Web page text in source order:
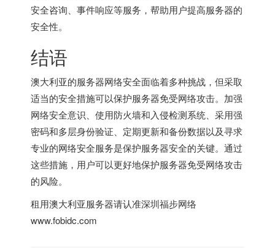
安全咨询、事件响应等服务，帮助用户提高服务器的
安全性。
结语
澳大利亚的服务器网络安全面临着多种挑战，但采取
适当的安全措施可以保护服务器免受网络攻击。加强
网络安全意识、使用防火墙和入侵检测系统、采用强
密码和多层身份验证、定期更新和备份数据以及寻求
专业的网络安全服务是保护服务器安全的关键。通过
这些措施，用户可以更好地保护服务器免受网络攻击
的风险。
租用澳大利亚服务器请认准深圳福步网络
www.fobidc.com